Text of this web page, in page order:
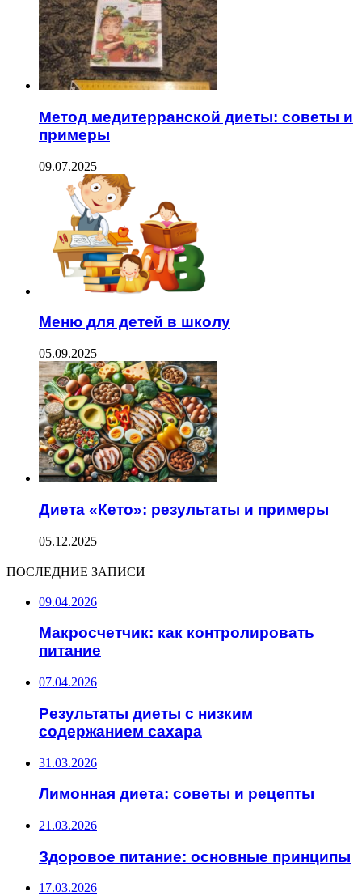
Метод медитерранской диеты: советы и
примеры
09.07.2025
Меню для детей в школу
05.09.2025
Диета «Кето»: результаты и примеры
05.12.2025
ПОСЛЕДНИЕ ЗАПИСИ
09.04.2026
Макросчетчик: как контролировать
питание
07.04.2026
Результаты диеты с низким
содержанием сахара
31.03.2026
Лимонная диета: советы и рецепты
21.03.2026
Здоровое питание: основные принципы
17.03.2026